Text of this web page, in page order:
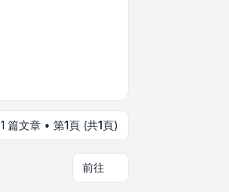
1 篇文章 • 第1頁 (共1頁)
前往